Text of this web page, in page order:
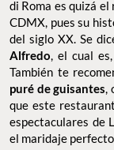
di Roma es quizá
CDMX, pues su
del siglo XX. Se
Alfredo, el cual
También te
puré de guisantes,
que este
espectaculares de
el maridaje